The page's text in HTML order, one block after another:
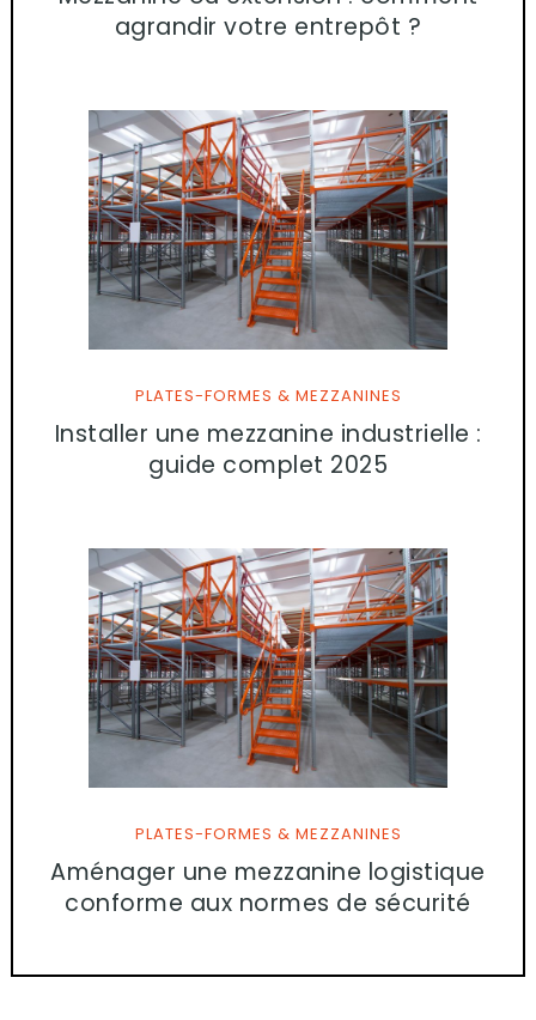
agrandir votre entrepôt ?
PLATES-FORMES & MEZZANINES
Installer une mezzanine industrielle :
guide complet 2025
PLATES-FORMES & MEZZANINES
Aménager une mezzanine logistique
conforme aux normes de sécurité